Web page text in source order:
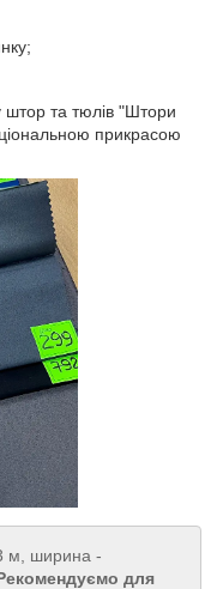
штор та тюлів "Штори
прикрасою
м, ширина -
для